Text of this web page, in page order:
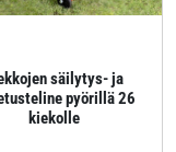
säilytys- ja
pyörillä 26
kiekolle